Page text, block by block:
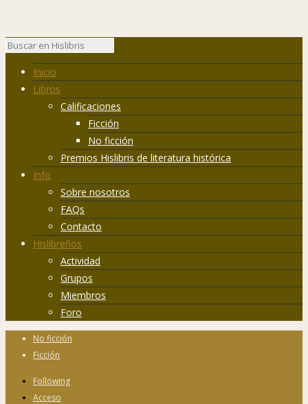
Inicio
Libros
Calificaciones
Ficción
No ficción
Premios Hislibris de literatura histórica
Info
Sobre nosotros
FAQs
Contacto
Hislibreños
Actividad
Grupos
Miembros
Foro
No ficción
Ficción
Following
Acceso